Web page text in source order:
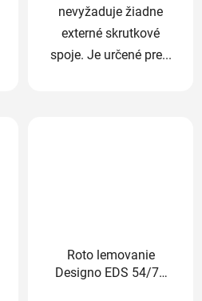
nevyžaduje žiadne
externé skrutkové
spoje. Je určené pre...
Roto lemovanie
Designo EDS 54/78